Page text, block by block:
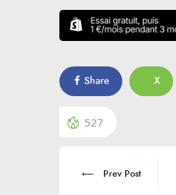
Share X
527
Prev Post